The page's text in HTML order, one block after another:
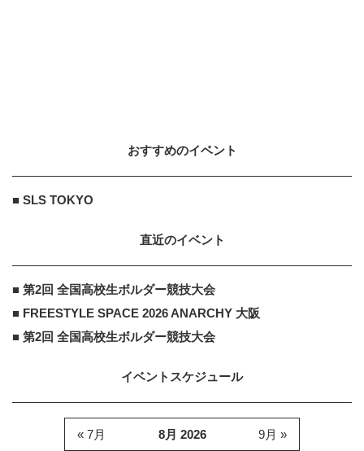
おすすめのイベント
■ SLS TOKYO
直近のイベント
■ 第2回 全国高校生ボルダー競技大会
■ FREESTYLE SPACE 2026 ANARCHY 大阪
■ 第2回 全国高校生ボルダー競技大会
イベントスケジュール
8月 2026
« 7月 9月 »